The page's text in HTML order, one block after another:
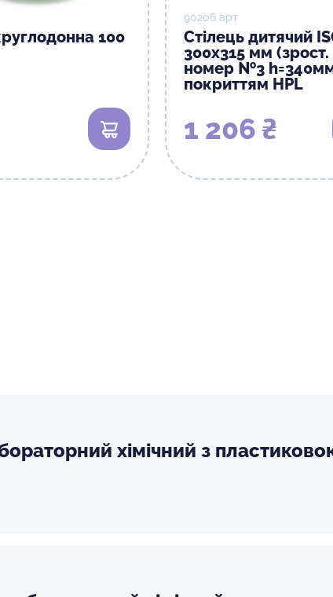
100
В кошик
90206 арт
Стілець дитячий
300х315 мм (зрост.
номер №3
покриттям HPL
1 206 ₴
хімічний з